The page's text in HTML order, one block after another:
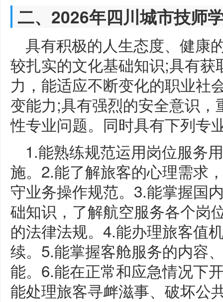
二、2026年四川城市技师
具有积极的人生态度、健康
较扎实的文化基础知识;具有
力，能适应不断变化的职业社
变能力;具有强烈的安全意识
性专业问题。同时具有下列专
1.能熟练规范运用岗位服务
施。2.能了解旅客的心理需求
守业务操作规范。3.能掌握国
础知识，了解航空服务各个岗
的法律法规。4.能办理旅客值
续。5.能掌握客舱服务的内容
能。6.能在正常和应急情况下
能处理旅客寻衅滋事、破坏公